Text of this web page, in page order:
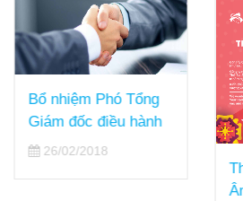
Bổ nhiệm Phó Tổng
Giám đốc điều hành
26/02/2018